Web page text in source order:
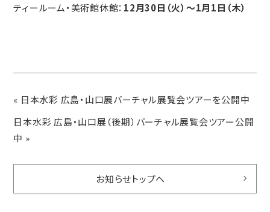
ティールーム・美術館休館： 12月30日（火）～1月1日（木）
« 日本水彩 広島・山口展バーチャル展覧会ツアーを公開中
日本水彩 広島・山口展（後期）バーチャル展覧会ツアー公開
中 »
お知らせトップへ